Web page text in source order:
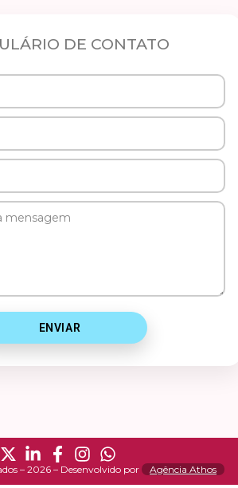
DE CONTATO
ENVIAR
– 2026 – Desenvolvido por Agência Athos